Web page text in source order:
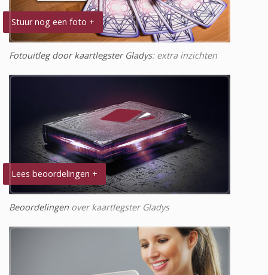
Stuur nog een foto +
Fotouitleg door kaartlegster Gladys: extra inzichten
Lees beoordelingen +
Beoordelingen over kaartlegster Gladys